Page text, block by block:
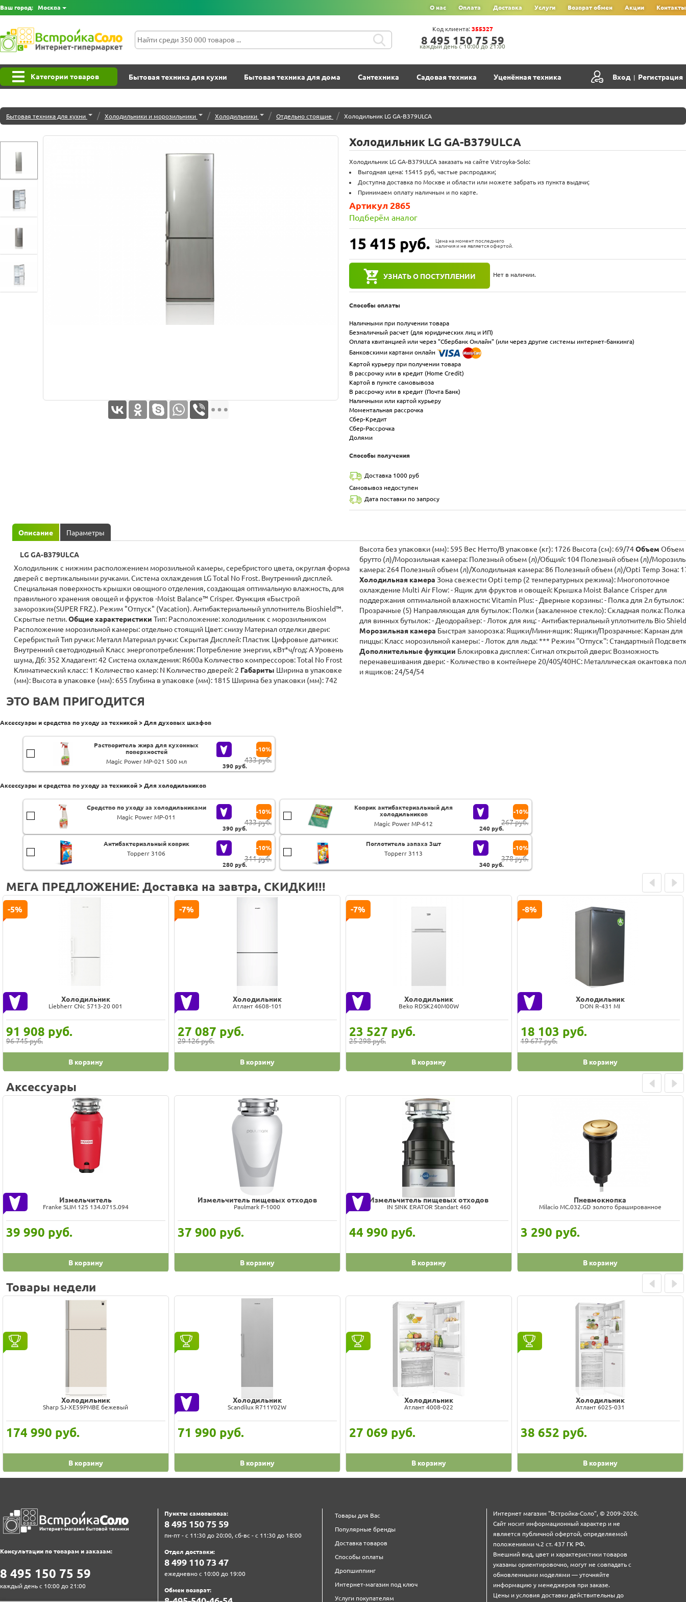
Ваш город: Москва О нас Оплата Доставка Услуги Возврат обмен Акции Контакты
8‍ 4‍9‍5‍ 1‍5‍0‍ 7‍5‍ 5‍9‍
каждый день с 10:00 до 21:00
Код клиента: 355327
Категории товаров Бытовая техника для кухни Бытовая техника для дома Сантехника Садовая техника Уценённая техника Вход | Регистрация
Бытовая техника для кухни / Холодильники и морозильники / Холодильники / Отдельно стоящие / Холодильник LG GA-B379ULCA
Холодильник LG GA-B379ULCA
Холодильник LG GA-B379ULCA заказать на сайте Vstroyka-Solo:
Выгодная цена: 15415 руб, частые распродажи;
Доступна доставка по Москве и области или можете забрать из пункта выдачи;
Принимаем оплату наличным и по карте.
15 415 руб.
Цена на момент последнего
наличия и не является офертой.
УЗНАТЬ О ПОСТУПЛЕНИИ Нет в наличии.
Артикул 2865
Подберём аналог
Способы оплаты
Наличными при получении товара
Безналичный расчет (для юридических лиц и ИП)
Оплата квитанцией или через "Сбербанк Онлайн" (или через другие системы интернет-банкинга)
Банковскими картами онлайн
Картой курьеру при получении товара
В рассрочку или в кредит (Home Credit)
Картой в пункте самовывоза
В рассрочку или в кредит (Почта Банк)
Наличными или картой курьеру
Моментальная рассрочка
Сбер-Кредит
Сбер-Рассрочка
Долями
Способы получения
Доставка 1000 руб
Самовывоз недоступен
Дата поставки по запросу
Описание Параметры
LG GA-B379ULCA
Холодильник с нижним расположением морозильной камеры, серебристого цвета, округлая форма
дверей с вертикальными ручками. Система охлаждения LG Total No Frost. Внутренний дисплей.
Специальная поверхность крышки овощного отделения, создающая оптимальную влажность, для
правильного хранения овощей и фруктов -Moist Balance™ Crisper. Функция «Быстрой
заморозки»(SUPER FRZ.). Режим "Отпуск" (Vacation). Антибактериальный уплотнитель Bioshield™.
Скрытые петли.Общие характеристики Тип: Расположение: холодильник с морозильником
Расположение морозильной камеры: отдельно стоящий Цвет: снизу Материал отделки двери:
Серебристый Тип ручки: Металл Материал ручки: Скрытая Дисплей: Пластик Цифровые датчики:
Внутренний светодиодный Класс энергопотребления: Потребление энергии, кВт*ч/год: А Уровень
шума, Дб: 352 Хладагент: 42 Система охлаждения: R600a Количество компрессоров: Total No Frost
Климатический класс: 1 Количество камер: N Количество дверей: 2 Габариты Ширина в упаковке
(мм): Высота в упаковке (мм): 655 Глубина в упаковке (мм): 1815 Ширина без упаковки (мм): 742
Высота без упаковки (мм): 595 Вес Нетто/В упаковке (кг): 1726 Высота (см): 69/74Объем Объем
брутто (л)/Морозильная камера: Полезный объем (л)/Общий: 104 Полезный объем (л)/Морозильная
камера: 264 Полезный объем (л)/Холодильная камера: 86 Полезный объем (л)/Opti Temp Зона:
Холодильная камера Зона свежести Opti temp (2 температурных режима): Многопоточное
охлаждение Multi Air Flow: - Ящик для фруктов и овощей: Крышка Moist Balance Crisper для
поддержания оптимальной влажности: Vitamin Plus: - Дверные корзины: - Полка для 2л бутылок:
Прозрачные (5) Направляющая для бутылок: Полки (закаленное стекло): Складная полка: Полка
для винных бутылок: - Деодорайзер: - Лоток для яиц: - Антибактериальный уплотнитель Bio
Морозильная камера Быстрая заморозка: Ящики/Мини-ящик: Ящики/Прозрачные: Карман для
пиццы: Класс морозильной камеры: - Лоток для льда: *** Режим ''Отпуск'': Стандартный
Дополнительные функции Блокировка дисплея: Сигнал открытой двери: Возможность
перенавешивания двери: - Количество в контейнере 20/40S/40HC: Металлическая окантовка полок
и ящиков: 24/54/54
ЭТО ВАМ ПРИГОДИТСЯ
Аксессуары и средства по уходу за техникой > Для духовых шкафов
Растворитель жира для кухонных
поверхностей
Magic Power MP-021 500 мл
390руб.
433 руб.
-10%
Аксессуары и средства по уходу за техникой > Для холодильников
Средство по уходу за холодильниками
Magic Power MP-011
390руб.
433 руб.
-10%
Коврик антибактериальный для
холодильников
Magic Power MP-612
240 руб.
267 руб.
-10%
Антибактериальный коврик
Topperr 3106
280руб.
311 руб.
-10%
Поглотитель запаха 3шт
Topperr 3113
340 руб.
378 руб.
-10%
МЕГА ПРЕДЛОЖЕНИЕ: Доставка на завтра, СКИДКИ!!!
Холодильник
Атлант 2826-90
34 277 руб.
36 857 руб.
-7%
В корзину
Холодильник
Indesit ITD 125 A 869893200010
23 486 руб.
25 254 руб.
-7%
В корзину
Холодильник
Beko B1RCSK272G 7383110002
27 123 руб.
29 165 руб.
-7%
В корзину
Холодильник
Бирюса W 980NF графит
40 409 руб.
42 988 руб.
-6%
В корзину
Prev Next
Аксессуары
Измельчитель
Franke SLIM 125 134.0715.094
39 990 руб.
В корзину
Измельчитель пищевых отходов
Paulmark F-1000
37 900 руб.
В корзину
Измельчитель пищевых отходов
IN SINK ERATOR Standart 460
44 990 руб.
В корзину
Пневмокнопка
Milacio MC.032.GD золото брашированное
3 290 руб.
В корзину
Prev Next
Товары недели
Холодильник
Sharp SJ-XE59PMBE бежевый
174 990 руб.
В корзину
Холодильник
Scandilux R711Y02W
71 990 руб.
В корзину
Холодильник
Атлант 4008-022
27 069 руб.
В корзину
Холодильник
Атлант 6025-031
38 652 руб.
В корзину
Prev Next
Консультации по товарам и заказам:
8‍ 4‍9‍5‍ 1‍5‍0‍ 7‍5‍ 5‍9‍
каждый день с 10:00 до 21:00
Пункты самовывоза:
8‍ 4‍9‍5‍ 1‍5‍0‍ 7‍5‍ 5‍9‍
пн-пт - с 11:30 до 20:00, сб-вс - с 11:30 до 18:00
Отдел доставки:
8‍ 4‍9‍9‍ 1‍1‍0‍ 7‍3‍ 4‍7‍
ежедневно с 10:00 до 19:00
Обмен возврат:
Товары для Вас
Популярные бренды
Доставка товаров
Способы оплаты
Дропшиппинг
Интернет-магазин под ключ
Услуги покупателям
Интернет магазин "Встройка-Соло", © 2009-2026.
Сайт носит информационный характер и не
является публичной офертой, определяемой
положениями ч.2 ст. 437 ГК РФ.
Внешний вид, цвет и характеристики товаров
указаны ориентировочно, могут не совпадать с
обновленными моделями — уточняйте
информацию у менеджеров при заказе.
Цены и условия доставки действительны до